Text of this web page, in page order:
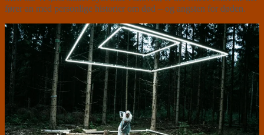
fører an med personlige historier om død – og angsten for døden.